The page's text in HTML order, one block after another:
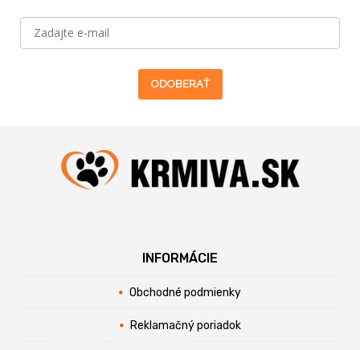
ODOBERAŤ
INFORMÁCIE
Obchodné podmienky
Reklamačný poriadok